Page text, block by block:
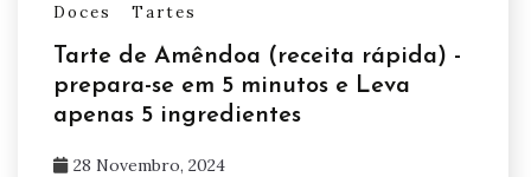
Doces Tartes
Tarte de Amêndoa (receita rápida) -
prepara-se em 5 minutos e Leva
apenas 5 ingredientes
28 Novembro, 2024